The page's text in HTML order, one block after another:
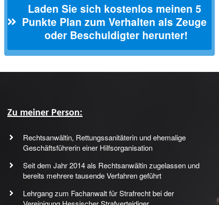
Laden Sie sich kostenlos meinen 5
Punkte Plan zum Verhalten als Zeuge
oder Beschuldigter herunter!
Zu meiner Person:
Rechtsanwältin, Rettungssanitäterin und ehemalige
Geschäftsführerin einer Hilfsorganisation
Seit dem Jahr 2014 als Rechtsanwältin zugelassen und
bereits mehrere tausende Verfahren geführt
Lehrgang zum Fachanwalt für Strafrecht bei der